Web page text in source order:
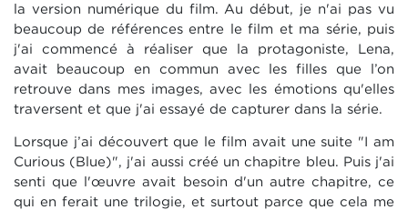
la version numérique du film. Au début, je n'ai pas vu
beaucoup de références entre le film et ma série, puis
j'ai commencé à réaliser que la protagoniste, Lena,
avait beaucoup en commun avec les filles que l’on
retrouve dans mes images, avec les émotions qu'elles
traversent et que j'ai essayé de capturer dans la série.
Lorsque j’ai découvert que le film avait une suite "I am
Curious (Blue)", j'ai aussi créé un chapitre bleu. Puis j'ai
senti que l'œuvre avait besoin d'un autre chapitre, ce
qui en ferait une trilogie, et surtout parce que cela me